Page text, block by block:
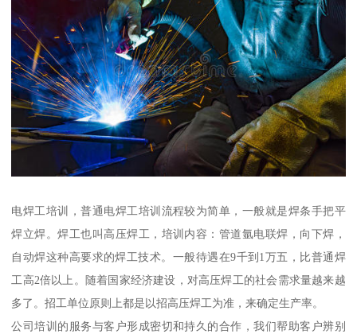
电焊工培训，普通电焊工培训流程较为简单，一般就是焊条手把平
焊立焊。焊工也叫高压焊工，培训内容：管道氩电联焊，向下焊，
自动焊这种高要求的焊工技术。一般待遇在9千到1万五，比普通焊
工高2倍以上。随着国家经济建设，对高压焊工的社会需求量越来越
多了。招工单位原则上都是以招高压焊工为准，来确定生产率。
公司培训的服务与客户形成密切和持久的合作，我们帮助客户辨别